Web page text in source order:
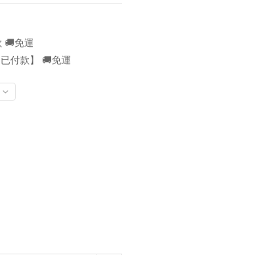
🚚免運
付款】 🚚免運